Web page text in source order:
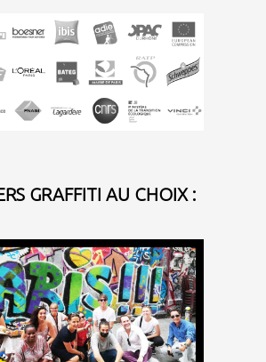
GRAFFITI AU CHOIX :